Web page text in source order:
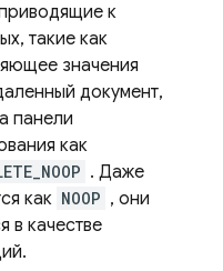
к
такие как
значения
документ,
панели
как
. Даже
как NOOP , они
в качестве